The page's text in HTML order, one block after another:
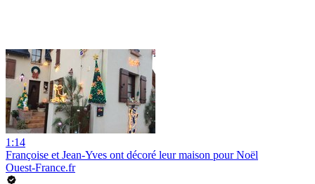
1:14
Françoise et Jean-Yves ont décoré leur maison pour Noël
Ouest-France.fr